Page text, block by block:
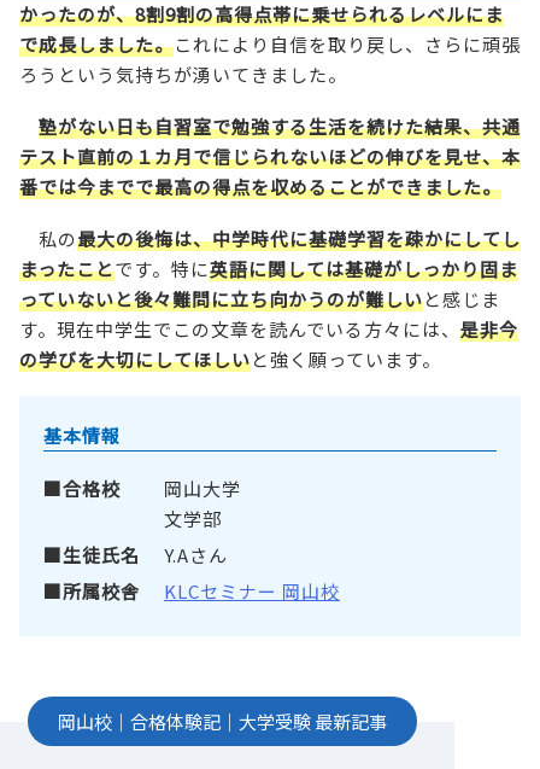
かったのが、8割9割の高得点帯に乗せられるレベルにま
で成長しました。これにより自信を取り戻し、さらに頑張
ろうという気持ちが湧いてきました。
塾がない日も自習室で勉強する生活を続けた結果、共通
テスト直前の１カ月で信じられないほどの伸びを見せ、本
番では今までで最高の得点を収めることができました。
私の最大の後悔は、中学時代に基礎学習を疎かにしてし
まったことです。特に英語に関しては基礎がしっかり固ま
っていないと後々難問に立ち向かうのが難しいと感じま
す。現在中学生でこの文章を読んでいる方々には、 是非今
の学びを大切にしてほしいと強く願っています。
基本情報
合格校
岡山大学
文学部
生徒氏名
Y.Aさん
所属校舎
KLCセミナー 岡山校
岡山校｜ 合格体験記｜ 大学受験最新記事